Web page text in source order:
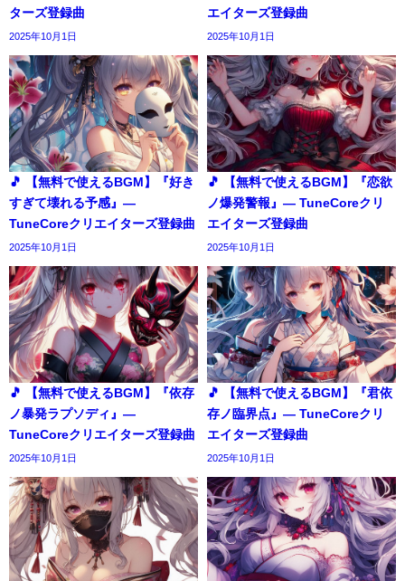
ターズ登録曲
2025年10月1日
エイターズ登録曲
2025年10月1日
🎵 【無料で使えるBGM】『好き
すぎて壊れる予感』―
TuneCoreクリエイターズ登録曲
2025年10月1日
🎵 【無料で使えるBGM】『恋欲
ノ爆発警報』― TuneCoreクリ
エイターズ登録曲
2025年10月1日
🎵 【無料で使えるBGM】『依存
ノ暴発ラプソディ』―
TuneCoreクリエイターズ登録曲
2025年10月1日
🎵 【無料で使えるBGM】『君依
存ノ臨界点』― TuneCoreクリ
エイターズ登録曲
2025年10月1日